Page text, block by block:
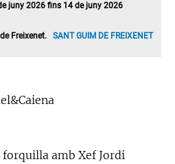
juny 2026 fins 14 de juny 2026
de Freixenet.SANT GUIM DE FREIXENET
amb Xef Jordi